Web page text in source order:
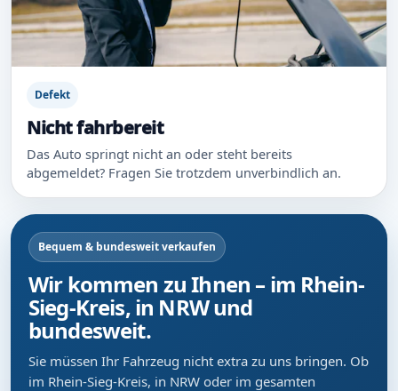
Defekt
Nicht fahrbereit
Das Auto springt nicht an oder steht bereits
abgemeldet? Fragen Sie trotzdem unverbindlich an.
Bequem & bundesweit verkaufen
Wir kommen zu Ihnen – im Rhein-
Sieg-Kreis, in NRW und
bundesweit.
Sie müssen Ihr Fahrzeug nicht extra zu uns bringen. Ob
im Rhein-Sieg-Kreis, in NRW oder im gesamten